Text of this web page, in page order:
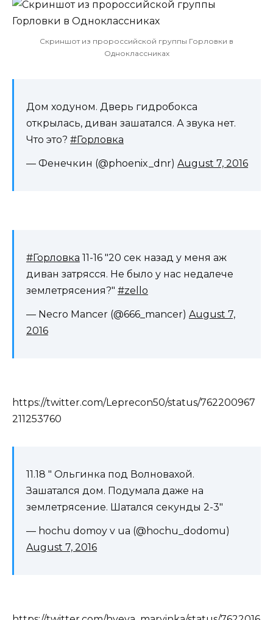
Скриншот из пророссийской группы Горловки в
Одноклассниках
Дом ходуном. Дверь гидробокса
открылась, диван зашатался. А звука нет.
Что это? #Горловка
— Фенечкин (@phoenix_dnr) August 7, 2016
#Горловка 11-16 "20 сек назад у меня аж
диван затрясся. Не было у нас недалече
землетрясения?" #zello
— Necro Mancer (@666_mancer) August 7,
2016
https://twitter.com/Leprecon50/status/762200967
211253760
11.18 " Ольгинка под Волновахой.
Зашатался дом. Подумала даже на
землетрясение. Шатался секунды 2-3"
— hochu domoy v ua (@hochu_dodomu)
August 7, 2016